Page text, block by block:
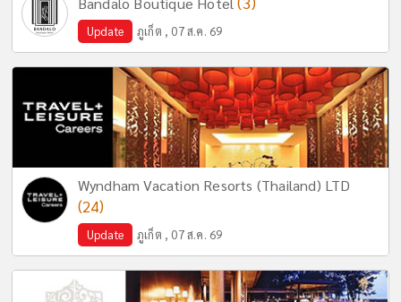
Update ภูเก็ต , 07 ส.ค. 69
Wyndham Vacation Resorts (Thailand) LTD
(24)
Update ภูเก็ต , 07 ส.ค. 69